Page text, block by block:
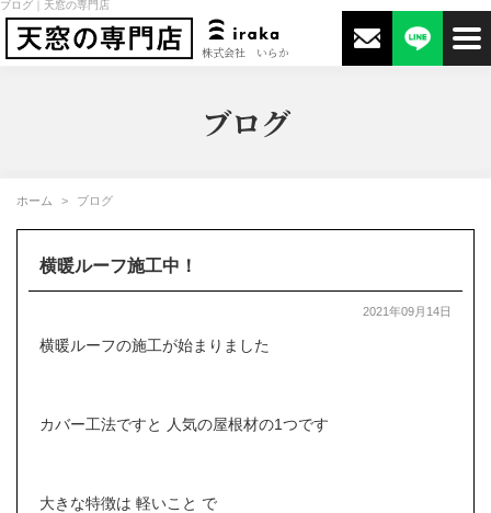
ブログ｜天窓の専門店
株式会社 いらか
ブログ
ホーム ブログ
横暖ルーフ施工中！
2021年09月14日
横暖ルーフの施工が始まりました
カバー工法ですと 人気の屋根材の1つです
大きな特徴は 軽いこと で